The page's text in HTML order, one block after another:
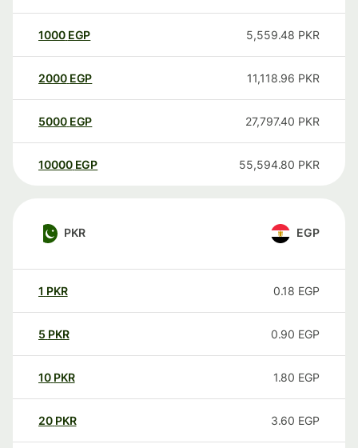
1000 EGP 5,559.48 PKR
2000 EGP 11,118.96 PKR
5000 EGP 27,797.40 PKR
10000 EGP 55,594.80 PKR
PKR EGP
1 PKR 0.18 EGP
5 PKR 0.90 EGP
10 PKR 1.80 EGP
20 PKR 3.60 EGP